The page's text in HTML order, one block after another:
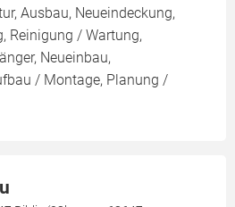
Ausbau, Neueindeckung,
Reinigung / Wartung,
Neueinbau,
/ Montage, Planung /